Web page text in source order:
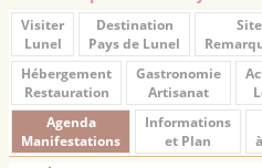
Visiter
Lunel
Destination
Pays de Lunel
Hébergement
Restauration
Gastronomie
Artisanat
Agenda
Manifestations
Informations
et Plan